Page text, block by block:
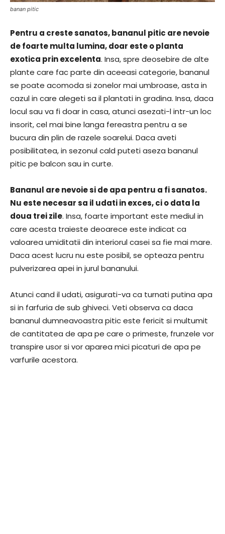
banan pitic
Pentru a creste sanatos, bananul pitic are nevoie
de foarte multa lumina, doar este o planta
exotica prin excelenta. Insa, spre deosebire de alte
plante care fac parte din aceeasi categorie, bananul
se poate acomoda si zonelor mai umbroase, asta in
cazul in care alegeti sa il plantati in gradina. Insa, daca
locul sau va fi doar in casa, atunci asezati-l intr-un loc
insorit, cel mai bine langa fereastra pentru a se
bucura din plin de razele soarelui. Daca aveti
posibilitatea, in sezonul cald puteti aseza bananul
pitic pe balcon sau in curte.
Bananul are nevoie si de apa pentru a fi sanatos.
Nu este necesar sa il udati in exces, ci o data la
doua trei zile. Insa, foarte important este mediul in
care acesta traieste deoarece este indicat ca
valoarea umiditatii din interiorul casei sa fie mai mare.
Daca acest lucru nu este posibil, se opteaza pentru
pulverizarea apei in jurul bananului.
Atunci cand il udati, asigurati-va ca turnati putina apa
si in farfuria de sub ghiveci. Veti observa ca daca
bananul dumneavoastra pitic este fericit si multumit
de cantitatea de apa pe care o primeste, frunzele vor
transpire usor si vor aparea mici picaturi de apa pe
varfurile acestora.